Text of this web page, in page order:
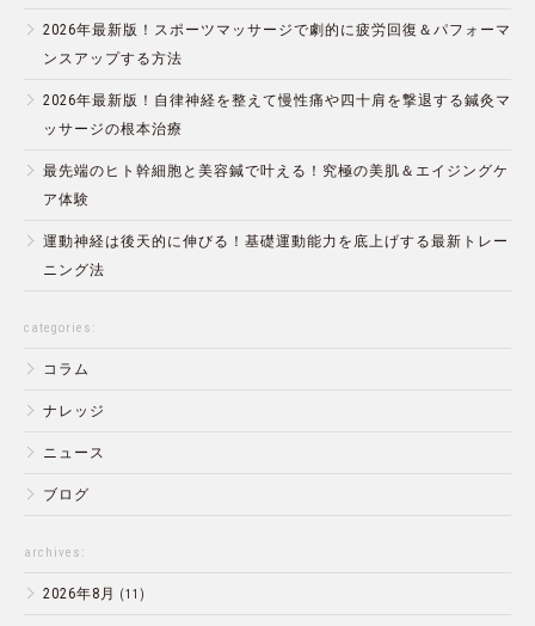
2026年最新版！スポーツマッサージで劇的に疲労回復＆パフォーマ
ンスアップする方法
2026年最新版！自律神経を整えて慢性痛や四十肩を撃退する鍼灸マ
ッサージの根本治療
最先端のヒト幹細胞と美容鍼で叶える！究極の美肌＆エイジングケ
ア体験
運動神経は後天的に伸びる！基礎運動能力を底上げする最新トレー
ニング法
categories:
コラム
ナレッジ
ニュース
ブログ
archives:
2026年8月 (11)